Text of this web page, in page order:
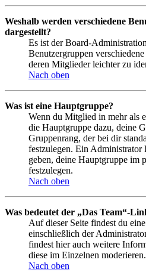
Weshalb werden verschiedene
dargestellt?
Es ist der Board-
Benutzergruppen
deren Mitglieder leichter zu
Nach oben
Was ist eine Hauptgruppe?
Wenn du Mitglied in mehr als
die Hauptgruppe dazu, deine
Gruppenrang, der bei dir
festzulegen. Ein
geben, deine Hauptgruppe im
festzulegen.
Nach oben
Was bedeutet der „Das Team“-
Auf dieser Seite findest du
einschließlich der
findest hier auch weitere
diese im Einzelnen moderieren.
Nach oben